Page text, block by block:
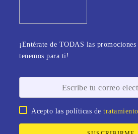
¡Entérate de TODAS las promociones
tenemos para ti!
Acepto las políticas de